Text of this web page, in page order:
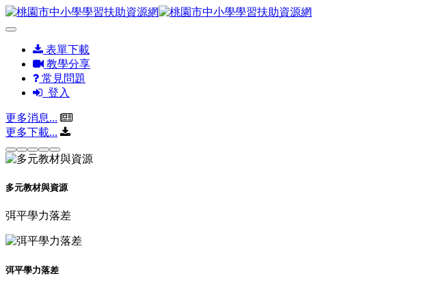
表單下載
教學分享
常見問題
登入
更多消息...
更多下載...
多元教材與資源
弭平學力落差
弭平學力落差